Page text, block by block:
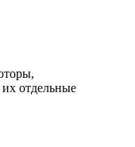
отдельные